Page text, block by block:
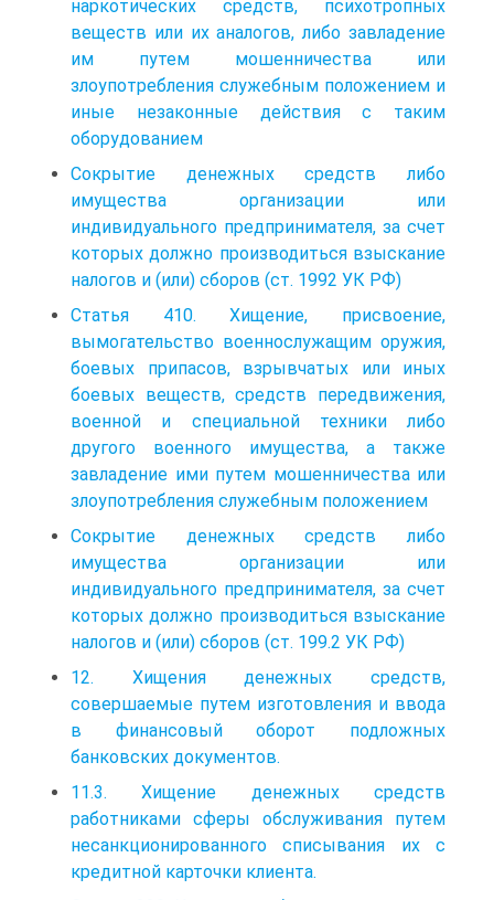
наркотических средств, психотропных
веществ или их аналогов, либо завладение
им путем мошенничества или
злоупотребления служебным положением и
иные незаконные действия с таким
оборудованием
Сокрытие денежных средств либо
имущества организации или
индивидуального предпринимателя, за счет
которых должно производиться взыскание
налогов и (или) сборов (ст. 1992 УК РФ)
Статья 410. Хищение, присвоение,
вымогательство военнослужащим оружия,
боевых припасов, взрывчатых или иных
боевых веществ, средств передвижения,
военной и специальной техники либо
другого военного имущества, а также
завладение ими путем мошенничества или
злоупотребления служебным положением
Сокрытие денежных средств либо
имущества организации или
индивидуального предпринимателя, за счет
которых должно производиться взыскание
налогов и (или) сборов (ст. 199.2 УК РФ)
12. Хищения денежных средств,
совершаемые путем изготовления и ввода
в финансовый оборот подложных
банковских документов.
11.3. Хищение денежных средств
работниками сферы обслуживания путем
несанкционированного списывания их с
кредитной карточки клиента.